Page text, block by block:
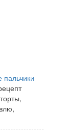
пальчики